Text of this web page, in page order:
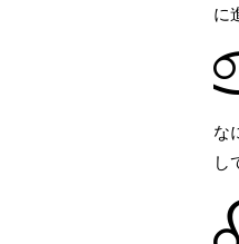
に
な
し